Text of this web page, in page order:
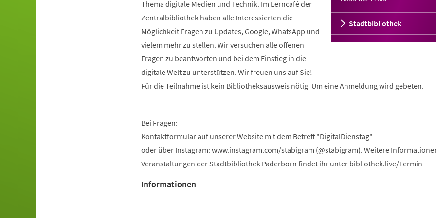
Stadtbibliothek
Thema digitale Medien und Technik. Im Lerncafé der
Zentralbibliothek haben alle Interessierten die
Möglichkeit Fragen zu Updates, Google, WhatsApp und
vielem mehr zu stellen. Wir versuchen alle offenen
Fragen zu beantworten und bei dem Einstieg in die
digitale Welt zu unterstützen. Wir freuen uns auf Sie!
Für die Teilnahme ist kein Bibliotheksausweis nötig. Um eine Anmeldung wird gebeten.
Bei Fragen:
Kontaktformular auf unserer Website mit dem Betreff "DigitalDienstag"
oder über Instagram: www.instagram.com/stabigram (@stabigram). Weitere
Veranstaltungen der Stadtbibliothek Paderborn findet ihr unter bibliothek.live/Termin
Informationen